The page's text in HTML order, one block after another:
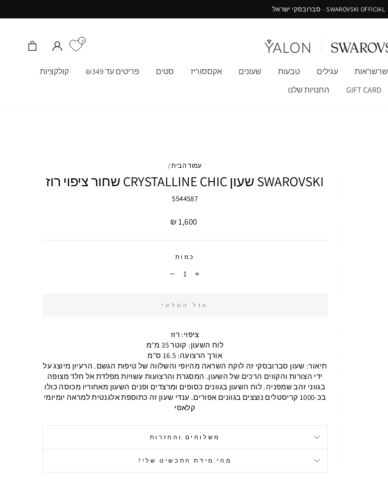
SWAROVSKI OFFICIAL - סברובסקי ישראל
0 התחבר/י
שרשראות עגילים טבעות שעונים אקססוריז סטים פריטים עד ₪349
קולקציות
GIFT CARD
החנויות שלנו
עמוד הבית/
SWAROVSKI שעון CRYSTALLINE CHIC שחור ציפוי רוז
5544587
מחיר
1,600 ₪
כמות
+
אזל המלאי
ציפוי: רוז
לוח השעון: קוטר 35 מ"מ
אורך הרצועה: 16.5 ס"מ
תיאור: שעון סברובסקי זה לוקח השראה מהיופי והשלווה של טיפות הגשם. הרעיון מיוצג על
ידי הצורות והקווים הרכים של השעון. המסגרת והרצועות עשויות מפלדת אל חלד מצופה
בגווני זהב שמפניה. לוח השעון בגוונים כסופים ומרצדים ופנים השעון מאחוריו מכוסה כולו
בכ-1000 קריסטלים נוצצים בגוונים אפורים. ענדי שעון זה כתוספת אלגנטית למראה יומיומי
קלאסי
משלוחים והחזרות
מהי מידת התכשיט שלי?